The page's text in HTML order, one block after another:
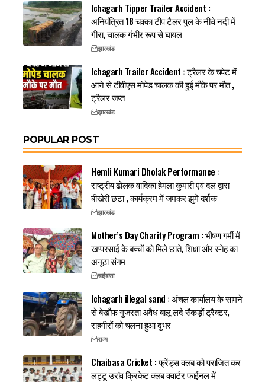
Ichagarh Tipper Trailer Accident :
अनियंत्रित 18 चक्का टीप टैलर पुल के नीचे नदी में
गीरा, चालक गंभीर रूप से घायल
झारखंड
Ichagarh Trailer Accident : ट्रैलर के चपेट में
आने से टीवीएस मोपेड चालक की हुई मौके पर मौत ,
ट्रैलर जप्त
झारखंड
POPULAR POST
Hemli Kumari Dholak Performance :
राष्ट्रीय ढोलक वादिका हेमला कुमारी एवं दल द्वारा
बीखेरी छटा , कार्यक्रम में जमकर झुमे दर्शक
झारखंड
Mother’s Day Charity Program : भीषण गर्मी में
खप्परसाई के बच्चों को मिले छाते, शिक्षा और स्नेह का
अनूठा संगम
चाईबासा
Ichagarh illegal sand : अंचल कार्यालय के सामने
से बेखौफ गुजरता अवैध बालू लदे सैकड़ों ट्रैक्टर,
राहगीरों को चलना हुआ दुभर
राज्य
Chaibasa Cricket : फ्रेंड्स क्लब को पराजित कर
लट्टू उरांव क्रिकेट क्लब क्वार्टर फाईनल में